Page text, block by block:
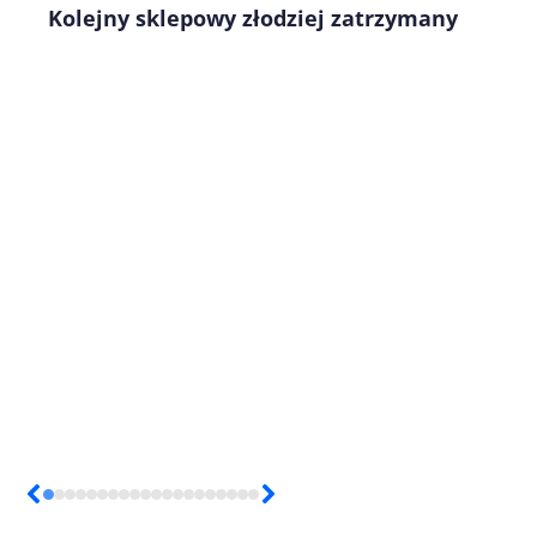
Kolejny sklepowy złodziej zatrzymany